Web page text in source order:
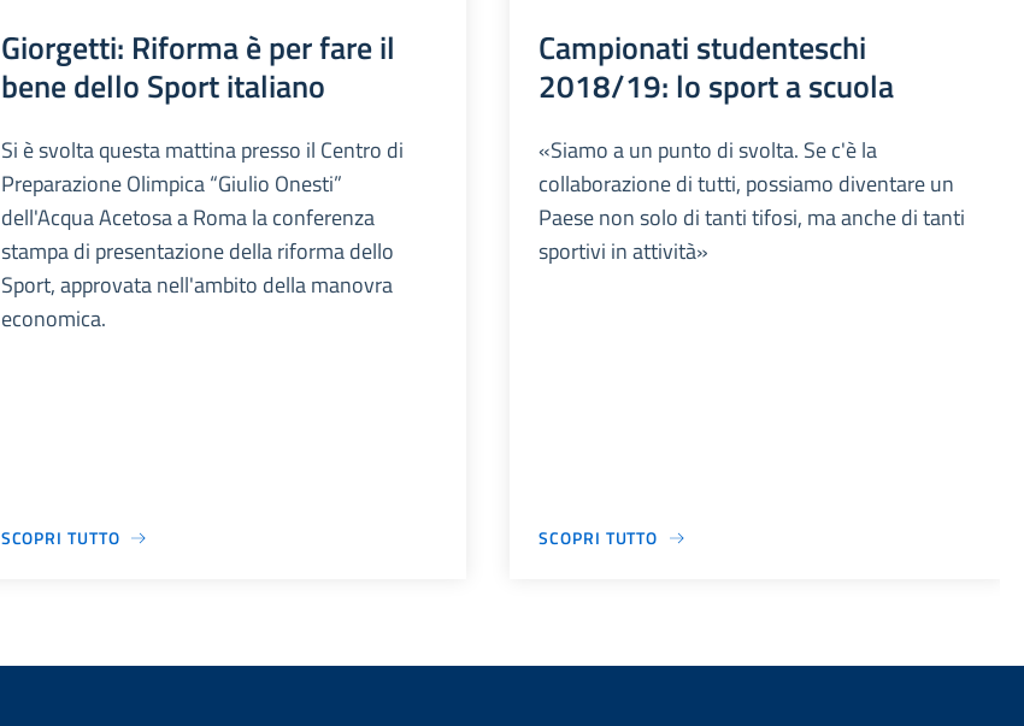
Giorgetti: Riforma è per fare il
bene dello Sport italiano
Si è svolta questa mattina presso il Centro di
Preparazione Olimpica “Giulio Onesti”
dell'Acqua Acetosa a Roma la conferenza
stampa di presentazione della riforma dello
Sport, approvata nell'ambito della manovra
economica.
SCOPRI TUTTO
Campionati studenteschi
2018/19: lo sport a scuola
«Siamo a un punto di svolta. Se c'è la
collaborazione di tutti, possiamo diventare un
Paese non solo di tanti tifosi, ma anche di tanti
sportivi in attività»
SCOPRI TUTTO